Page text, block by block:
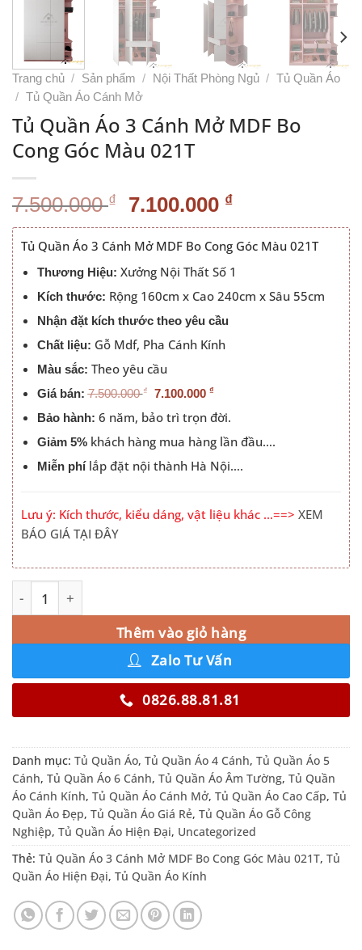
Trang chủ / Sản phẩm / Nội Thất Phòng Ngủ / Tủ Quần Áo
/ Tủ Quần Áo Cánh Mở
Tủ Quần Áo 3 Cánh Mở MDF Bo
Cong Góc Màu 021T
7.500.000₫ Giá
gốc
là:
7.500.000 ₫.
7.100.000 ₫Giá
hiện
tại
là:
7.100.000 ₫.
Tủ Quần Áo 3 Cánh Mở MDF Bo Cong Góc Màu 021T
Thương Hiệu: Xưởng Nội Thất Số 1
Kích thước: Rộng 160cm x Cao 240cm x Sâu 55cm
Nhận đặt kích thước theo yêu cầu
Chất liệu: Gỗ Mdf, Pha Cánh Kính
Màu sắc: Theo yêu cầu
Giá bán:7.500.000 ₫ 7.100.000 ₫
Bảo hành: 6 năm, bảo trì trọn đời.
Giảm 5%khách hàng mua hàng lần đầu….
Miễn phílắp đặt nội thành Hà Nội….
Lưu ý: Kích thước, kiểu dáng, vật liệu khác …==> XEM
BÁO GIÁ TẠI ĐÂY
Tủ Quần Áo 3 Cánh Mở MDF Bo Cong Góc Màu 021T số
Thêm vào giỏ hàng
Alternative:
Zalo Tư Vấn
0826.88.81.81
Danh mục: Tủ Quần Áo, Tủ Quần Áo 4 Cánh, Tủ Quần Áo 5
Cánh, Tủ Quần Áo 6 Cánh, Tủ Quần Áo Âm Tường, Tủ Quần
Áo Cánh Kính, Tủ Quần Áo Cánh Mở, Tủ Quần Áo Cao Cấp, Tủ
Quần Áo Đẹp, Tủ Quần Áo Giá Rẻ, Tủ Quần Áo Gỗ Công
Nghiệp, Tủ Quần Áo Hiện Đại, Uncategorized
Thẻ: Tủ Quần Áo 3 Cánh Mở MDF Bo Cong Góc Màu 021T, Tủ
Quần Áo Hiện Đại, Tủ Quần Áo Kính